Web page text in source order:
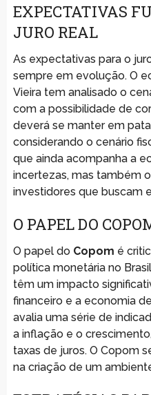
EXPECTATIVAS
JURO REAL
As expectativas para o
sempre em evolução. O
Vieira tem analisado o
com a possibilidade de
deverá se manter em
considerando o cenário
que ainda acompanha a
incertezas, mas também
investidores que buscam
O PAPEL DO
O papel do Copom é
política monetária no
têm um impacto
financeiro e a economia
avalia uma série de
a inflação e o
taxas de juros. O Copom
na criação de um